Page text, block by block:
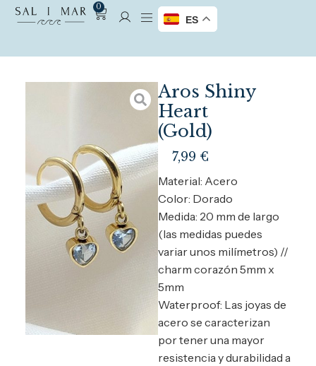
0
ES
Aros Shiny
Heart
(Gold)
7,99 €
Material: Acero
Color: Dorado
Medida: 20 mm de largo
(las medidas puedes
variar unos milímetros) //
charm corazón 5mm x
5mm
Waterproof: Las joyas de
acero se caracterizan
por tener una mayor
resistencia y durabilidad a